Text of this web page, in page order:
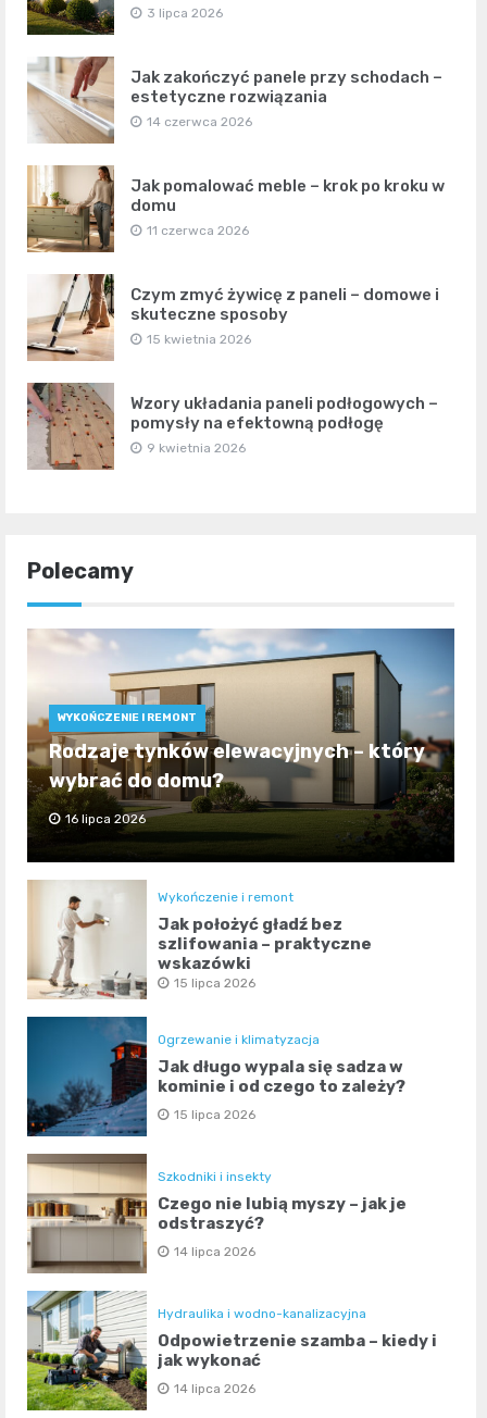
3 lipca 2026
Jak zakończyć panele przy schodach –
estetyczne rozwiązania
14 czerwca 2026
Jak pomalować meble – krok po kroku w
domu
11 czerwca 2026
Czym zmyć żywicę z paneli – domowe i
skuteczne sposoby
15 kwietnia 2026
Wzory układania paneli podłogowych –
pomysły na efektowną podłogę
9 kwietnia 2026
Polecamy
WYKOŃCZENIE I REMONT
Rodzaje tynków elewacyjnych – który
wybrać do domu?
16 lipca 2026
Wykończenie i remont
Jak położyć gładź bez
szlifowania – praktyczne
wskazówki
15 lipca 2026
Ogrzewanie i klimatyzacja
Jak długo wypala się sadza w
kominie i od czego to zależy?
15 lipca 2026
Szkodniki i insekty
Czego nie lubią myszy – jak je
odstraszyć?
14 lipca 2026
Hydraulika i wodno-kanalizacyjna
Odpowietrzenie szamba – kiedy i
jak wykonać
14 lipca 2026